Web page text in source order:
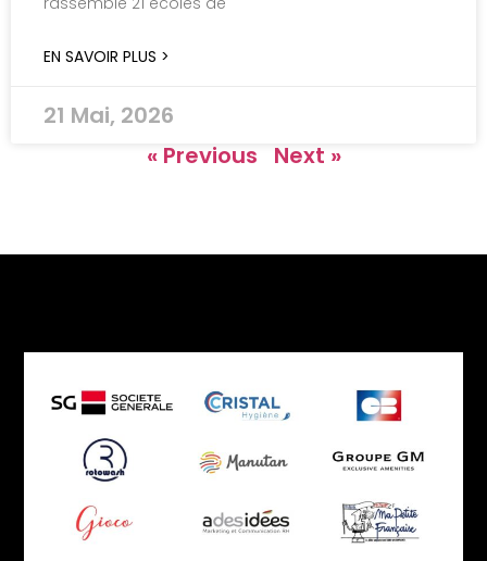
EN SAVOIR PLUS >
21 Mai, 2026
« Previous
Next »